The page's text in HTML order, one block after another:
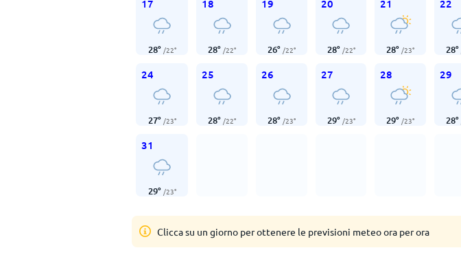
17
28° /22°
18
28° /22°
19
26° /22°
20
28° /22°
21
28° /23°
22
28°
24
27° /23°
25
28° /22°
26
28° /23°
27
29° /23°
28
29° /23°
29
28°
31
29° /23°
Clicca su un giorno per ottenere le previsioni meteo ora per ora